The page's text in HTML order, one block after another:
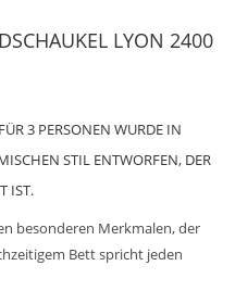
LYON 2400
3 PERSONEN WURDE IN
STIL ENTWORFEN, DER
IST.
besonderen Merkmalen, der
Bett spricht jeden